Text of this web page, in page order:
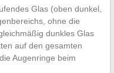
Glas (oben dunkel,
ohne die
dunkles Glas
auf den gesamten
Augenringe beim